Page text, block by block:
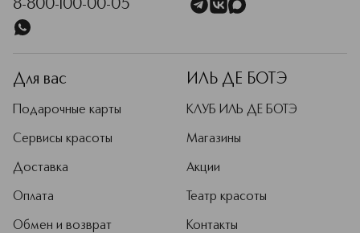
8-800-100-00-05
Для вас
Подарочные карты
Сервисы красоты
Доставка
Оплата
Обмен и возврат
ИЛЬ ДЕ БОТЭ
КЛУБ ИЛЬ ДЕ БОТЭ
Магазины
Акции
Театр красоты
Контакты